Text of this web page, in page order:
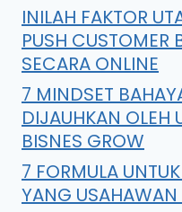
INILAH FAKTOR
PUSH CUSTOMER
SECARA ONLINE
7 MINDSET
DIJAUHKAN OLEH
BISNES GROW
7 FORMULA
YANG USAHAWAN